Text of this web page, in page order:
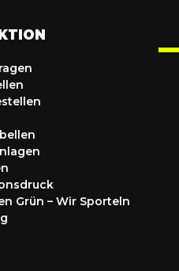
Grün – Wir Sporteln